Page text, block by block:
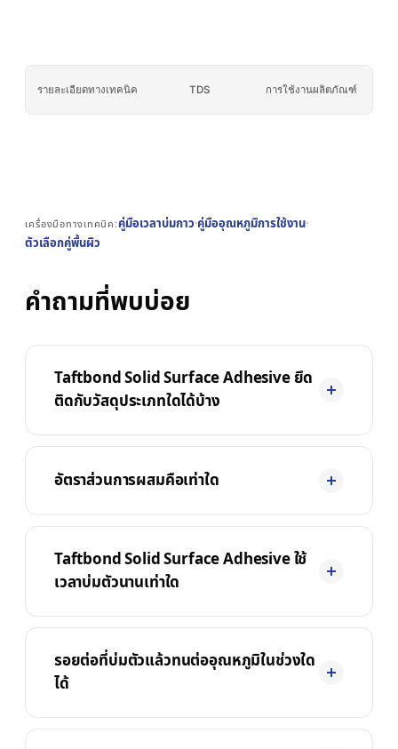
รายละเอียดทางเทคนิค TDS การใช้งานผลิตภัณฑ์
เครื่องมือทางเทคนิค:คู่มือเวลาบ่มกาว·คู่มืออุณหภูมิการใช้งาน·
ตัวเลือกคู่พื้นผิว
คำถามที่พบบ่อย
Taftbond Solid Surface Adhesive ยึด
ติดกับวัสดุประเภทใดได้บ้าง
อัตราส่วนการผสมคือเท่าใด
Taftbond Solid Surface Adhesive ใช้
เวลาบ่มตัวนานเท่าใด
รอยต่อที่บ่มตัวแล้วทนต่ออุณหภูมิในช่วงใด
ได้